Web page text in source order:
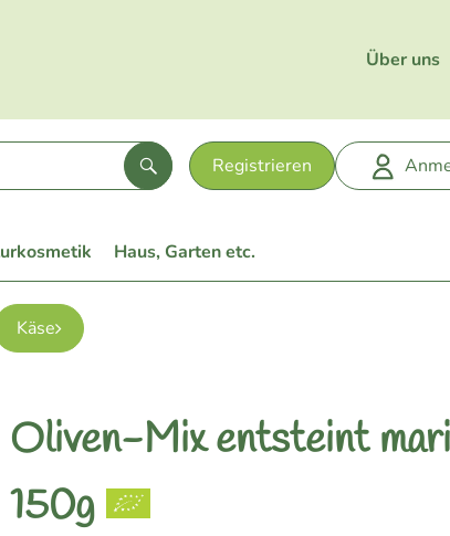
Über uns
Registrieren
Suchen
Haus, Garten etc.
Käse
Oliven-Mix entsteint
150g
zu Favouriten hinzufügen